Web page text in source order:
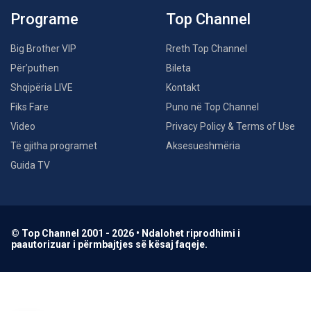
Programe
Big Brother VIP
Për’puthen
Shqipëria LIVE
Fiks Fare
Video
Të gjitha programet
Guida TV
Top Channel
Rreth Top Channel
Bileta
Kontakt
Puno në Top Channel
Privacy Policy & Terms of Use
Aksesueshmëria
© Top Channel 2001 - 2026 • Ndalohet riprodhimi i
paautorizuar i përmbajtjes së kësaj faqeje.